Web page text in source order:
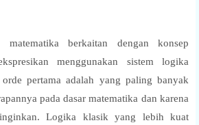
berkaitan dengan konsep
menggunakan sistem logika
pertama adalah yang paling banyak
pada dasar matematika dan karena
Logika klasik yang lebih kuat